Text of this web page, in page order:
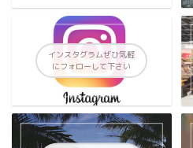
インスタグラムぜひ気軽
にフォローして下さい